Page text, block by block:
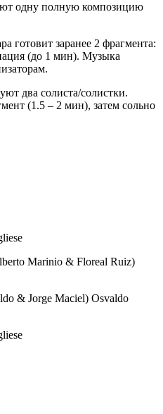
одну полную композицию
готовит заранее 2 фрагмента:
(до 1 мин). Музыка
два солиста/солистки.
(1.5 – 2 мин), затем сольно
Marinio & Floreal Ruiz)
& Jorge Maciel) Osvaldo